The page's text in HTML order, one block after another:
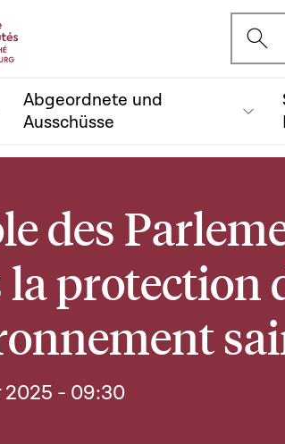
Abgeordnete und
Ausschüsse
des
la protection
2025 - 09:30